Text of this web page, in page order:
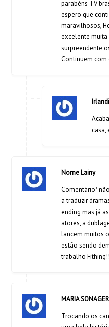
parabéns TV
espero que
maravilhosos,
excelente muita
surpreendente
Continuem
casa,
Nome Lainy
Comentário*
a traduzir
ending mas já
atores, a
lancem muitos
estão sendo
trabalho
MARIA
Trocando os